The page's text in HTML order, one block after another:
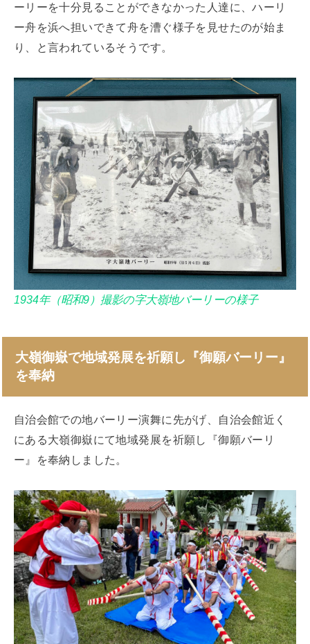
ーリーを十分見ることができなかった人達に、ハーリ
ー舟を浜へ担いできて舟を漕ぐ様子を見せたのが始ま
り、と言われているそうです。
1934年（昭和9）撮影の字大嶺地バーリーの様子
大嶺御嶽で地域発展を祈願し『御願バーリー』
を奉納
自治会館での地バーリー演舞に先がげ、自治会館近く
にある大嶺御嶽にて地域発展を祈願し『御願バーリ
ー』を奉納しました。